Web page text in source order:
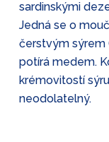
sardinskými
Jedná se o
čerstvým sýrem
potírá medem.
krémovitostí
neodolatelný.